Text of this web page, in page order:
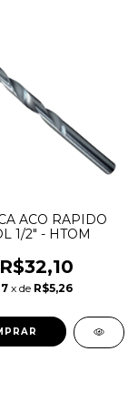
ACO RAPIDO
1/2" - HTOM
R$32,10
7 x de R$5,26